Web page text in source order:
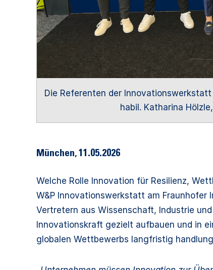
Die Referenten der Innovationswerkstatt
habil. Katharina
München, 11.05.2026
Welche Rolle Innovation für Resilienz,
W&P Innovationswerkstatt am
Vertretern aus Wissenschaft, Industrie
Innovationskraft gezielt aufbauen und in
globalen Wettbewerbs langfristig